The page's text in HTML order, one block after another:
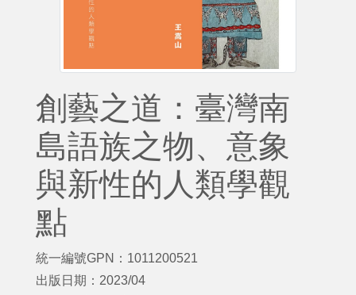
創藝之道：臺灣南
島語族之物、意象
與新性的人類學觀
點
統一編號GPN：1011200521
出版日期：2023/04